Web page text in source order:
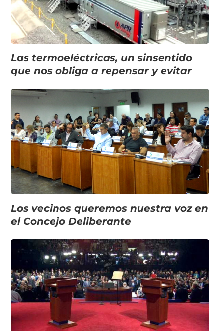
Las termoeléctricas, un sinsentido
que nos obliga a repensar y evitar
Los vecinos queremos nuestra voz en
el Concejo Deliberante